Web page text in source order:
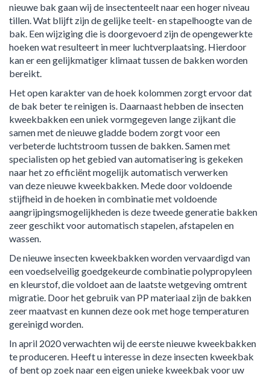
nieuwe bak gaan wij de insectenteelt naar een hoger niveau
tillen. Wat blijft zijn de gelijke teelt- en stapelhoogte van de
bak. Een wijziging die is doorgevoerd zijn de opengewerkte
hoeken wat resulteert in meer luchtverplaatsing. Hierdoor
kan er een gelijkmatiger klimaat tussen de bakken worden
bereikt.
Het open karakter van de hoek kolommen zorgt ervoor dat
de bak beter te reinigen is. Daarnaast hebben de insecten
kweekbakken een uniek vormgegeven lange zijkant die
samen met de nieuwe gladde bodem zorgt voor een
verbeterde luchtstroom tussen de bakken. Samen met
specialisten op het gebied van automatisering is gekeken
naar het zo efficiënt mogelijk automatisch verwerken
van deze nieuwe kweekbakken. Mede door voldoende
stijfheid in de hoeken in combinatie met voldoende
aangrijpingsmogelijkheden is deze tweede generatie bakken
zeer geschikt voor automatisch stapelen, afstapelen en
wassen.
De nieuwe insecten kweekbakken worden vervaardigd van
een voedselveilig goedgekeurde combinatie polypropyleen
en kleurstof, die voldoet aan de laatste wetgeving omtrent
migratie. Door het gebruik van PP materiaal zijn de bakken
zeer maatvast en kunnen deze ook met hoge temperaturen
gereinigd worden.
In april 2020 verwachten wij de eerste nieuwe kweekbakken
te produceren. Heeft u interesse in deze insecten kweekbak
of bent op zoek naar een eigen unieke kweekbak voor uw